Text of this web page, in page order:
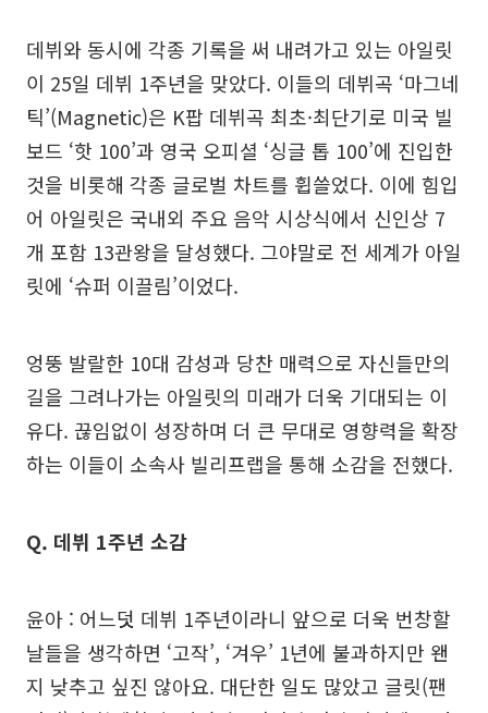
데뷔와 동시에 각종 기록을 써 내려가고 있는 아일릿
이 25일 데뷔 1주년을 맞았다. 이들의 데뷔곡 ‘마그네
틱’(Magnetic)은 K팝 데뷔곡 최초·최단기로 미국 빌
보드 ‘핫 100’과 영국 오피셜 ‘싱글 톱 100’에 진입한
것을 비롯해 각종 글로벌 차트를 휩쓸었다. 이에 힘입
어 아일릿은 국내외 주요 음악 시상식에서 신인상 7
개 포함 13관왕을 달성했다. 그야말로 전 세계가 아일
릿에 ‘슈퍼 이끌림’이었다.
엉뚱 발랄한 10대 감성과 당찬 매력으로 자신들만의
길을 그려나가는 아일릿의 미래가 더욱 기대되는 이
유다. 끊임없이 성장하며 더 큰 무대로 영향력을 확장
하는 이들이 소속사 빌리프랩을 통해 소감을 전했다.
Q. 데뷔 1주년 소감
윤아 : 어느덧 데뷔 1주년이라니 앞으로 더욱 번창할
날들을 생각하면 ‘고작’, ‘겨우’ 1년에 불과하지만 왠
지 낮추고 싶진 않아요. 대단한 일도 많았고 글릿(팬